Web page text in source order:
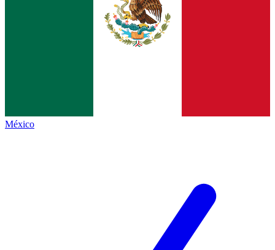
México